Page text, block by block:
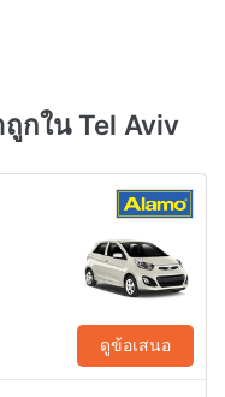
กใน Tel Aviv
ดูข้อเสนอ